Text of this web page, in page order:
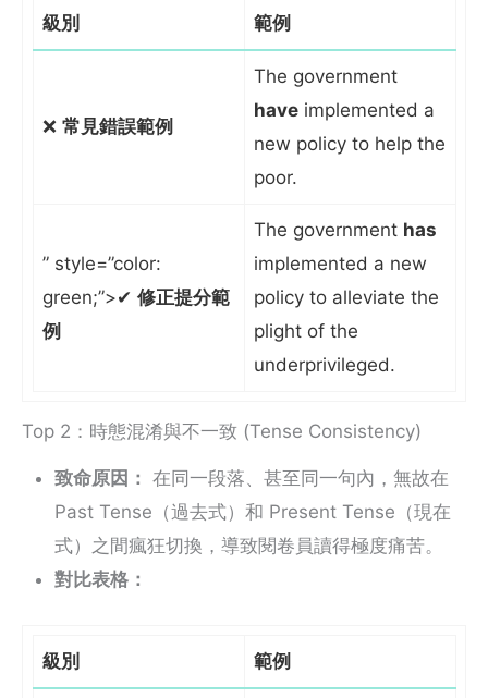
級別 範例
❌ 常見錯誤範例
The government
have implemented a
new policy to help the
poor.
” style=”color:
green;”>✔ 修正提分範
例
The government has
implemented a new
policy to alleviate the
plight of the
underprivileged.
Top 2：時態混淆與不一致 (Tense Consistency)
致命原因： 在同一段落、甚至同一句內，無故在
Past Tense（過去式）和 Present Tense（現在
式）之間瘋狂切換，導致閱卷員讀得極度痛苦。
對比表格：
級別 範例